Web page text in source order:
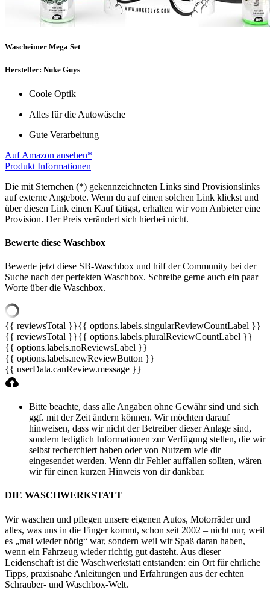
Wascheimer Mega Set
Hersteller: Nuke Guys
Coole Optik
Alles für die Autowäsche
Gute Verarbeitung
Auf Amazon ansehen*
Produkt Informationen
Die mit Sternchen (*) gekennzeichneten Links sind Provisionslinks
auf externe Angebote. Wenn du auf einen solchen Link klickst und
über diesen Link einen Kauf tätigst, erhalten wir vom Anbieter eine
Provision. Der Preis verändert sich hierbei nicht.
Bewerte diese Waschbox
Bewerte jetzt diese SB-Waschbox und hilf der Community bei der
Suche nach der perfekten Waschbox. Schreibe gerne auch ein paar
Worte über die Waschbox.
{{ reviewsTotal }}{{ options.labels.singularReviewCountLabel }}
{{ reviewsTotal }}{{ options.labels.pluralReviewCountLabel }}
{{ options.labels.noReviewsLabel }}
{{ options.labels.newReviewButton }}
{{ userData.canReview.message }}
Bitte beachte, dass alle Angaben ohne Gewähr sind und sich
ggf. mit der Zeit ändern können. Wir möchten darauf
hinweisen, dass wir nicht der Betreiber dieser Anlage sind,
sondern lediglich Informationen zur Verfügung stellen, die wir
selbst recherchiert haben oder von Nutzern wie dir
eingesendet werden. Wenn dir Fehler auffallen sollten, wären
wir für einen kurzen Hinweis von dir dankbar.
DIE WASCHWERKSTATT
Wir waschen und pflegen unsere eigenen Autos, Motorräder und
alles, was uns in die Finger kommt, schon seit 2002 – nicht nur, weil
es „mal wieder nötig“ war, sondern weil wir Spaß daran haben,
wenn ein Fahrzeug wieder richtig gut dasteht. Aus dieser
Leidenschaft ist die Waschwerkstatt entstanden: ein Ort für ehrliche
Tipps, praxisnahe Anleitungen und Erfahrungen aus der echten
Schrauber- und Waschbox-Welt.